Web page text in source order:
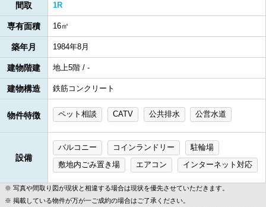
間取 1R
専有面積 16㎡
築年月 1984年8月
建物階建 地上5階 / -
建物構造 鉄筋コンクリート
物件特徴 ペット相談 CATV 公共排水 公営水道
設備
バルコニー コインランドリー
駐輪場
敷地内ごみ置き場
エアコン インターネット対応
写真や間取り図が現状と相違する場合は現状を優先させていただきます。
掲載している物件が万が一ご成約の場合はご了承ください。